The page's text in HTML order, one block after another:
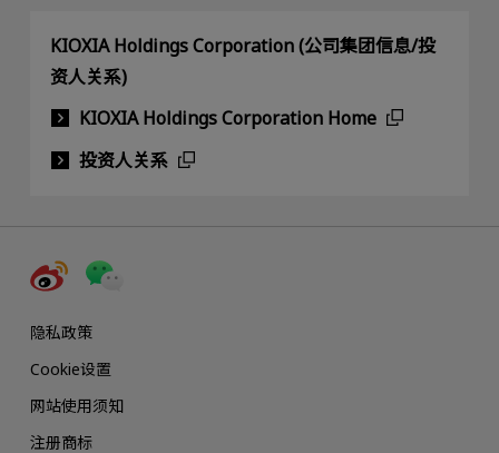
KIOXIA Holdings Corporation (公司集团信息/投
资人关系)
KIOXIA Holdings Corporation Home
投资人关系
隐私政策
Cookie设置
网站使用须知
注册商标